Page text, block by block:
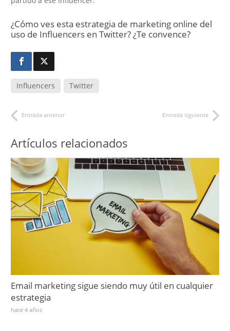
¿Cómo ves esta estrategia de marketing online del
uso de Influencers en Twitter? ¿Te convence?
Influencers Twitter
Entrada anterior Entrada siguiente
Artículos relacionados
Email marketing sigue siendo muy útil en cualquier
estrategia
hace 4 años